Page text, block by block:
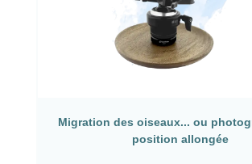
Migration des oiseaux... ou
position allongée